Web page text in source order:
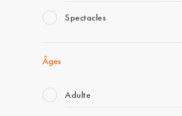
Spectacles
Âges
Adulte